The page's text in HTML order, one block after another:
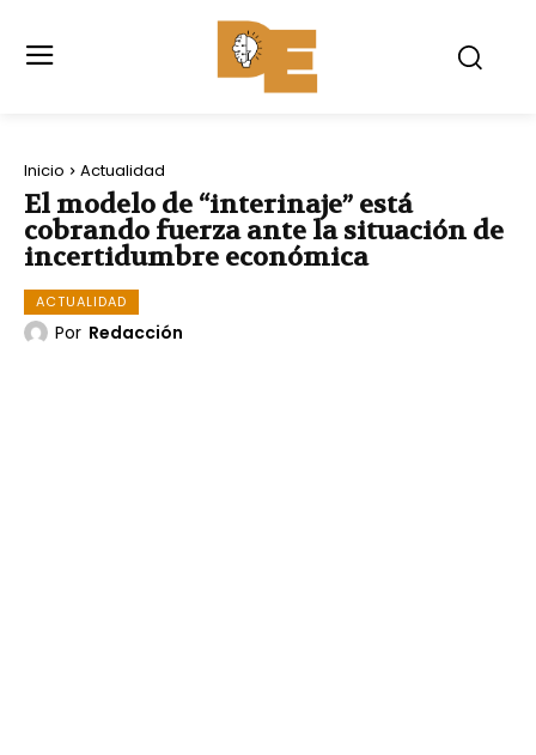
Inicio Actualidad
El modelo de “interinaje” está
cobrando fuerza ante la situación de
incertidumbre económica
ACTUALIDAD
Por Redacción